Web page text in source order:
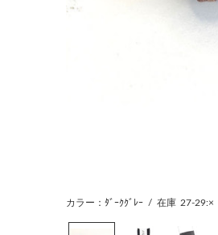
カラー：ﾀﾞｰｸｸﾞﾚｰ / 在庫 27-29:×